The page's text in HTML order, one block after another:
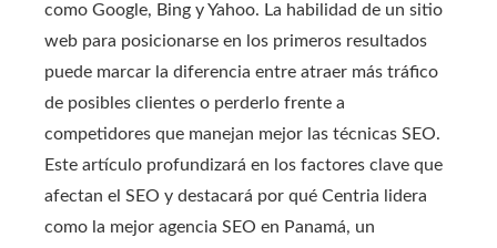
como Google, Bing y Yahoo. La habilidad de un sitio
web para posicionarse en los primeros resultados
puede marcar la diferencia entre atraer más tráfico
de posibles clientes o perderlo frente a
competidores que manejan mejor las técnicas SEO.
Este artículo profundizará en los factores clave que
afectan el SEO y destacará por qué Centria lidera
como la mejor agencia SEO en Panamá, un